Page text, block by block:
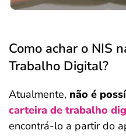
Como achar o NIS
Trabalho Digital?
Atualmente, não é
carteira de trabalho
encontrá-lo a partir do